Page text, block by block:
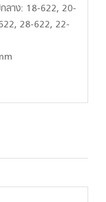
ลาง: 18-622, 20-
28-622, 22-